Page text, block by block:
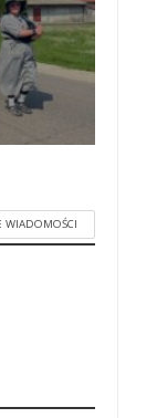
WIADOMOŚCI